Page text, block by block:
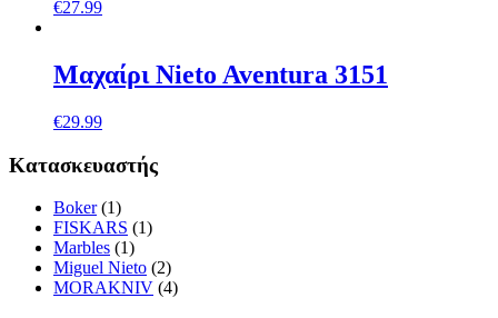
€27.99
Μαχαίρι Nieto Aventura 3151
€29.99
Κατασκευαστής
Boker (1)
FISKARS (1)
Marbles (1)
Miguel Nieto (2)
MORAKNIV (4)